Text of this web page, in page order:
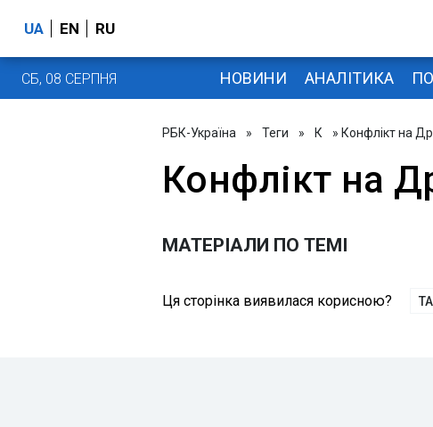
UA EN RU
СБ, 08 СЕРПНЯ НОВИНИ АНАЛІТИКА
РБК-Україна » Теги » К » Конфлікт на
Конфлікт на
МАТЕРІАЛИ ПО ТЕМІ
Ця сторінка виявилася корисною?